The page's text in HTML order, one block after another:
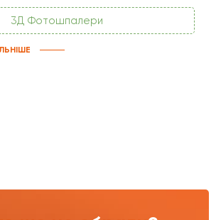
3Д Фотошпалери